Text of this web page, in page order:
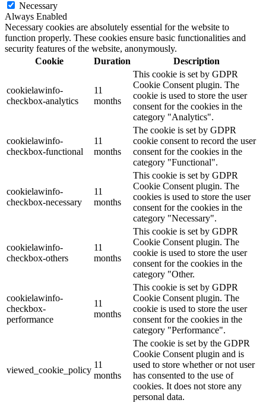
Necessary
Always Enabled
Necessary cookies are absolutely essential for the website to
function properly. These cookies ensure basic functionalities and
security features of the website, anonymously.
Cookie
Duration Description
cookielawinfo-
checkbox-analytics
11
months
This cookie is set by GDPR
Cookie Consent plugin. The
cookie is used to store the user
consent for the cookies in the
category "Analytics".
cookielawinfo-
checkbox-functional
11
months
The cookie is set by GDPR
cookie consent to record the user
consent for the cookies in the
category "Functional".
cookielawinfo-
checkbox-necessary
11
months
This cookie is set by GDPR
Cookie Consent plugin. The
cookies is used to store the user
consent for the cookies in the
category "Necessary".
cookielawinfo-
checkbox-others
11
months
This cookie is set by GDPR
Cookie Consent plugin. The
cookie is used to store the user
consent for the cookies in the
category "Other.
cookielawinfo-
checkbox-
performance
11
months
This cookie is set by GDPR
Cookie Consent plugin. The
cookie is used to store the user
consent for the cookies in the
category "Performance".
viewed_cookie_policy
11
months
The cookie is set by the GDPR
Cookie Consent plugin and is
used to store whether or not user
has consented to the use of
cookies. It does not store any
personal data.